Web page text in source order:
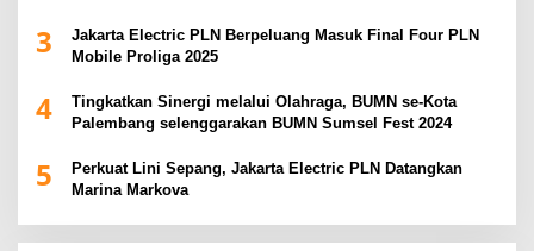
3
Jakarta Electric PLN Berpeluang Masuk Final Four PLN
Mobile Proliga 2025
4
Tingkatkan Sinergi melalui Olahraga, BUMN se-Kota
Palembang selenggarakan BUMN Sumsel Fest 2024
5
Perkuat Lini Sepang, Jakarta Electric PLN Datangkan
Marina Markova